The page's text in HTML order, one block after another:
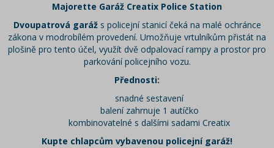
Majorette Garáž Creatix Police Station
Dvoupatrová garáž s policejní stanicí čeká na malé ochránce
zákona v modrobílém provedení. Umožňuje vrtulníkům přistát na
plošině pro tento účel, využít dvě odpalovací rampy a prostor pro
parkování policejního vozu.
Přednosti:
snadné sestavení
balení zahrnuje 1 autíčko
kombinovatelné s dalšími sadami Creatix
Kupte chlapcům vybavenou policejní garáž!